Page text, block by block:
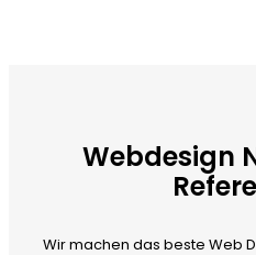
Webdesign
Wir machen das beste Web